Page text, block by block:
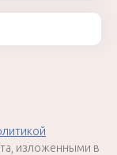
изложенными в